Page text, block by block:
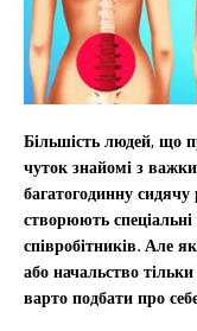
Більшість людей, що
чуток знайомі з
багатогодинну
створюють
співробітників. Але
або начальство
варто подбати про